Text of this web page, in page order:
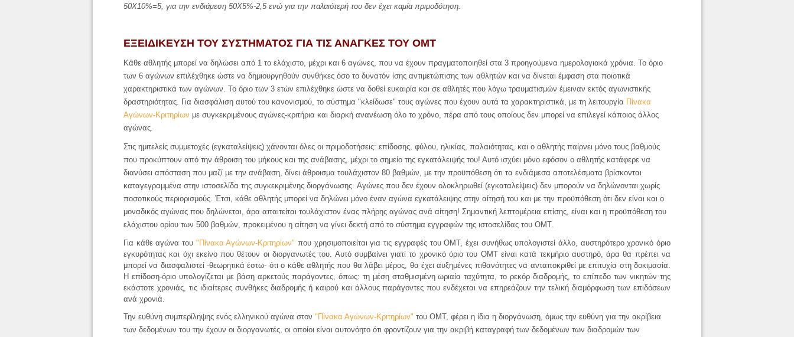
50Χ10%=5, για την ενδιάμεση 50Χ5%-2,5 ενώ για την παλαιότερή του δεν έχει καμία πριμοδότηση.
ΕΞΕΙΔΙΚΕΥΣΗ ΤΟΥ ΣΥΣΤΗΜΑΤΟΣ ΓΙΑ ΤΙΣ ΑΝΑΓΚΕΣ ΤΟΥ ΟΜΤ
Κάθε αθλητής μπορεί να δηλώσει από 1 το ελάχιστο, μέχρι και 6 αγώνες, που να έχουν πραγματοποιηθεί στα 3 προηγούμενα ημερολογιακά χρόνια. Το όριο
των 6 αγώνων επιλέχθηκε ώστε να δημιουργηθούν συνθήκες όσο το δυνατόν ίσης αντιμετώπισης των αθλητών και να δίνεται έμφαση στα ποιοτικά
χαρακτηριστικά των αγώνων. Το όριο των 3 ετών επιλέχθηκε ώστε να δοθεί ευκαιρία και σε αθλητές που λόγω τραυματισμών έμειναν εκτός αγωνιστικής
δραστηριότητας. Για διασφάλιση αυτού του κανονισμού, το σύστημα "κλείδωσε" τους αγώνες που έχουν αυτά τα χαρακτηριστικά, με τη λειτουργία Πίνακα
Αγώνων-Κριτηρίων με συγκεκριμένους αγώνες-κριτήρια και διαρκή ανανέωση όλο το χρόνο, πέρα από τους οποίους δεν μπορεί να επιλεγεί κάποιος άλλος
αγώνας.
Στις ημιτελείς συμμετοχές (εγκαταλείψεις) χάνονται όλες οι πριμοδοτήσεις: επίδοσης, φύλου, ηλικίας, παλαιότητας, και ο αθλητής παίρνει μόνο τους βαθμούς
που προκύπτουν από την άθροιση του μήκους και της ανάβασης, μέχρι το σημείο της εγκατάλειψής του! Αυτό ισχύει μόνο εφόσον ο αθλητής κατάφερε να
διανύσει απόσταση που μαζί με την ανάβαση, δίνει άθροισμα τουλάχιστον 80 βαθμών, με την προϋπόθεση ότι τα ενδιάμεσα αποτελέσματα βρίσκονται
καταγεγραμμένα στην ιστοσελίδα της συγκεκριμένης διοργάνωσης. Αγώνες που δεν έχουν ολοκληρωθεί (εγκαταλείψεις) δεν μπορούν να δηλώνονται χωρίς
ποσοτικούς περιορισμούς. Έτσι, κάθε αθλητής μπορεί να δηλώνει μόνο έναν αγώνα εγκατάλειψης στην αίτησή του και με την προϋπόθεση ότι δεν είναι και ο
μοναδικός αγώνας που δηλώνεται, άρα απαιτείται τουλάχιστον ένας πλήρης αγώνας ανά αίτηση! Σημαντική λεπτομέρεια επίσης, είναι και η προϋπόθεση του
ελάχιστου ορίου των 500 βαθμών, προκειμένου η αίτηση να γίνει δεκτή από το σύστημα εγγραφών της ιστοσελίδας του ΟΜΤ.
Για κάθε αγώνα του "Πίνακα Αγώνων-Κριτηρίων" που χρησιμοποιείται για τις εγγραφές του ΟΜΤ, έχει συνήθως υπολογιστεί άλλο, αυστηρότερο χρονικό όριο
εγκυρότητας και όχι εκείνο που θέτουν οι διοργανωτές του. Αυτό συμβαίνει γιατί το χρονικό όριο του ΟΜΤ είναι κατά τεκμήριο αυστηρό, άρα θα πρέπει να
μπορεί να διασφαλιστεί -θεωρητικά έστω- ότι ο κάθε αθλητής που θα λάβει μέρος, θα έχει αυξημένες πιθανότητες να ανταποκριθεί με επιτυχία στη δοκιμασία.
Η επίδοση-όριο υπολογίζεται με βάση αρκετούς παράγοντες, όπως: τη μέση σταθμισμένη ωριαία ταχύτητα,το ρεκόρ διαδρομής, το επίπεδο των νικητών της
εκάστοτε χρονιάς, τις ιδιαίτερες συνθήκες διαδρομής ή καιρού και άλλους παράγοντες που ενδέχεται να επηρεάζουν την τελική διαμόρφωση των επιδόσεων
ανά χρονιά.
Την ευθύνη συμπερίληψης ενός ελληνικού αγώνα στον "Πίνακα Αγώνων-Κριτηρίων" του ΟΜΤ, φέρει η ίδια η διοργάνωση, όμως την ευθύνη για την ακρίβεια
των δεδομένων του την έχουν οι διοργανωτές, οι οποίοι είναι αυτονόητο ότι φροντίζουν για την ακριβή καταγραφή των δεδομένων των διαδρομών των